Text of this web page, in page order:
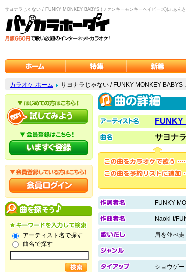
サヨナラじゃない / FUNKY MONKEY BABYS (ファンキーモンキーベイビーズ)(ふぁん
カラオケ ホーム サヨナラじゃない / FUNKY MONKEY BABYS
アーティスト名で探す
曲名で探す
サヨナ
FUNKY
Naoki-t/
肩を並べ
-
ショウゲ